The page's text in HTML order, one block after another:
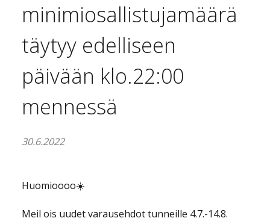
minimiosallistujamäärä
täytyy edelliseen
päivään klo.22:00
mennessä
30.6.2022
Huomioooo☀️
Meil ois uudet varausehdot tunneille 4.7.-14.8.